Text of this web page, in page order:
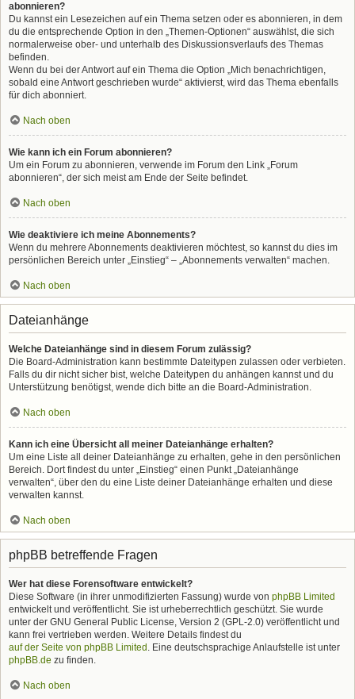
abonnieren?
Du kannst ein Lesezeichen auf ein Thema setzen oder es abonnieren, in dem
du die entsprechende Option in den „Themen-Optionen“ auswählst, die sich
normalerweise ober- und unterhalb des Diskussionsverlaufs des Themas
befinden.
Wenn du bei der Antwort auf ein Thema die Option „Mich benachrichtigen,
sobald eine Antwort geschrieben wurde“ aktivierst, wird das Thema ebenfalls
für dich abonniert.
Nach oben
Wie kann ich ein Forum abonnieren?
Um ein Forum zu abonnieren, verwende im Forum den Link „Forum
abonnieren“, der sich meist am Ende der Seite befindet.
Nach oben
Wie deaktiviere ich meine Abonnements?
Wenn du mehrere Abonnements deaktivieren möchtest, so kannst du dies im
persönlichen Bereich unter „Einstieg“ – „Abonnements verwalten“ machen.
Nach oben
Dateianhänge
Welche Dateianhänge sind in diesem Forum zulässig?
Die Board-Administration kann bestimmte Dateitypen zulassen oder verbieten.
Falls du dir nicht sicher bist, welche Dateitypen du anhängen kannst und du
Unterstützung benötigst, wende dich bitte an die Board-Administration.
Nach oben
Kann ich eine Übersicht all meiner Dateianhänge erhalten?
Um eine Liste all deiner Dateianhänge zu erhalten, gehe in den persönlichen
Bereich. Dort findest du unter „Einstieg“ einen Punkt „Dateianhänge
verwalten“, über den du eine Liste deiner Dateianhänge erhalten und diese
verwalten kannst.
Nach oben
phpBB betreffende Fragen
Wer hat diese Forensoftware entwickelt?
Diese Software (in ihrer unmodifizierten Fassung) wurde von phpBB Limited
entwickelt und veröffentlicht. Sie ist urheberrechtlich geschützt. Sie wurde
unter der GNU General Public License, Version 2 (GPL-2.0) veröffentlicht und
kann frei vertrieben werden. Weitere Details findest du
auf der Seite von phpBB Limited . Eine deutschsprachige Anlaufstelle ist unter
phpBB.de zu finden.
Nach oben